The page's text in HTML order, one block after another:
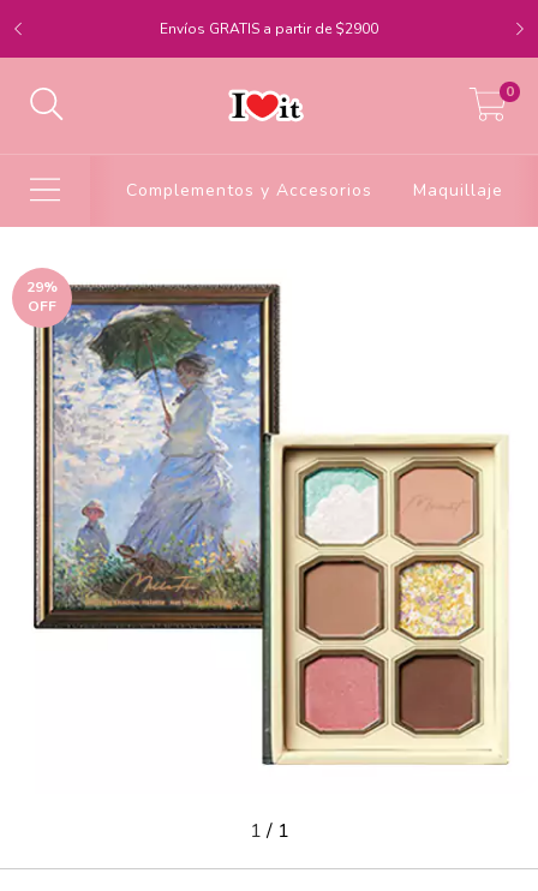
Envíos GRATIS a partir de $2900
0
Complementos y Accesorios Maquillaje
29%
OFF
1/ 1